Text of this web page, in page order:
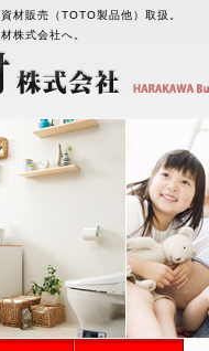
材販売（TOTO製品他）取扱。
株式会社へ。